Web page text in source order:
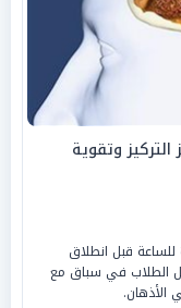
التركيز وتقوية
للساعة قبل انطلاق
العام الدراسي» لعام 2026، يدخل الطلاب في سباق مع
الأذهان.